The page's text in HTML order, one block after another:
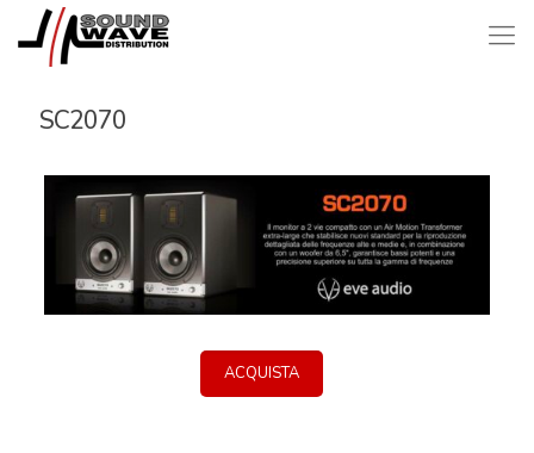
SC2070
ACQUISTA